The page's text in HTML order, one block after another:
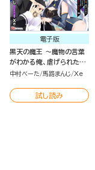
電子版
黒天の魔王 ～魔物の言葉
がわかる俺、虐げられた魔
物たちの救世主となり最強
ク版（分冊版）
中村べーた 馬路まんじ Xe
試し読み